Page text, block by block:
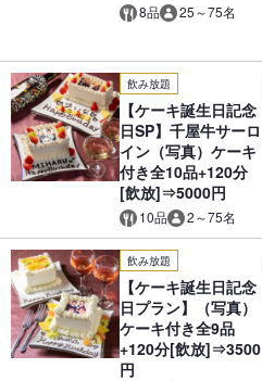
8品 25～75名
飲み放題
【ケーキ誕生日記念
日SP】千屋牛サーロ
イン（写真）ケーキ
付き全10品+120分
[飲放]⇒5000円
10品 2～75名
飲み放題
【ケーキ誕生日記念
日プラン】（写真）
ケーキ付き全9品
+120分[飲放]⇒3500
円